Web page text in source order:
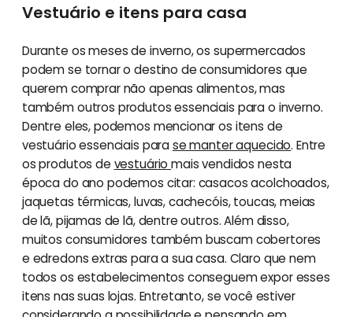
Vestuário e itens para casa
Durante os meses de inverno, os supermercados
podem se tornar o destino de consumidores que
querem comprar não apenas alimentos, mas
também outros produtos essenciais para o inverno.
Dentre eles, podemos mencionar os itens de
vestuário essenciais parase manter aquecido. Entre
os produtos de vestuáriomais vendidos nesta
época do ano podemos citar: casacos acolchoados,
jaquetas térmicas, luvas, cachecóis, toucas, meias
de lã, pijamas de lã, dentre outros. Além disso,
muitos consumidores também buscam cobertores
e edredons extras para a sua casa. Claro que nem
todos os estabelecimentos conseguem expor esses
itens nas suas lojas. Entretanto, se você estiver